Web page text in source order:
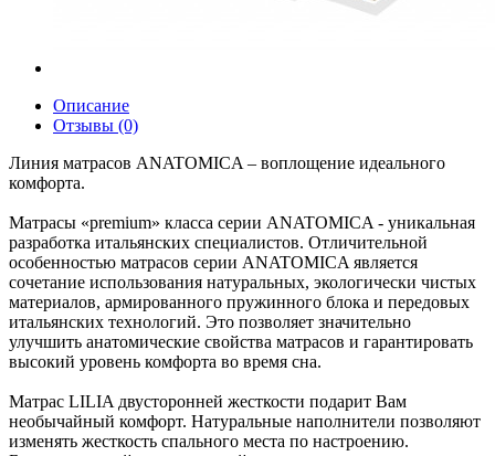
Описание
Отзывы (0)
Линия матрасов ANATOMICA – воплощение идеального
комфорта.
Матрасы «premium» класса серии ANATOMICA - уникальная
разработка итальянских специалистов. Отличительной
особенностью матрасов серии ANATOMICA является
сочетание использования натуральных, экологически чистых
материалов, армированного пружинного блока и передовых
итальянских технологий. Это позволяет значительно
улучшить анатомические свойства матрасов и гарантировать
высокий уровень комфорта во время сна.
Матрас LILIA двусторонней жесткости подарит Вам
необычайный комфорт. Натуральные наполнители позволяют
изменять жесткость спального места по настроению.